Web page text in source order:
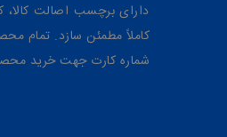
دارای برچسب اصالت
کاملاً مطمئن سازد. تمام
شماره کارت جهت خرید محصولات : 6104337531945416 به نام